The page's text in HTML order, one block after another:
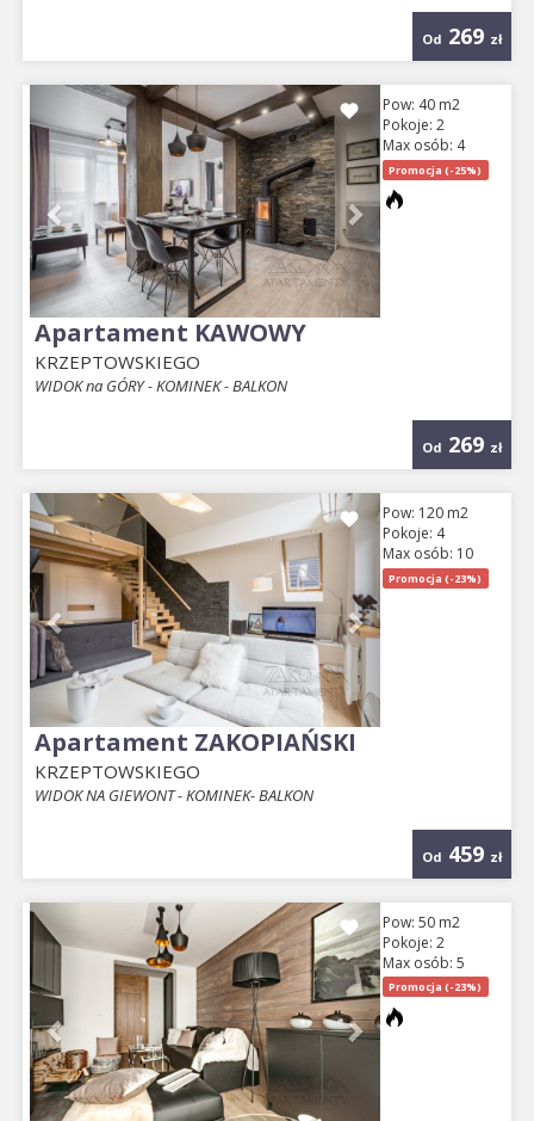
Od 269 zł
Od 269 zł
Previous NextPow: 40 m2
Pokoje: 2
Max osób: 4
Promocja (-25%)
Apartament KAWOWY
KRZEPTOWSKIEGO
WIDOK na GÓRY - KOMINEK - BALKON
Od 459 zł
Previous NextPow: 120 m2
Pokoje: 4
Max osób: 10
Promocja (-23%)
Apartament ZAKOPIAŃSKI
KRZEPTOWSKIEGO
WIDOK NA GIEWONT - KOMINEK- BALKON
Previous NextPow: 50 m2
Pokoje: 2
Max osób: 5
Promocja (-23%)